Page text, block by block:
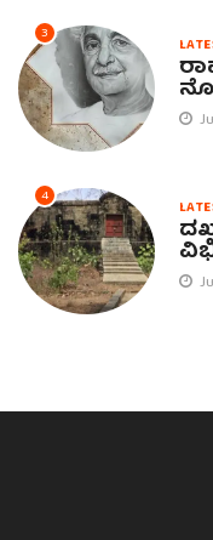
3
4